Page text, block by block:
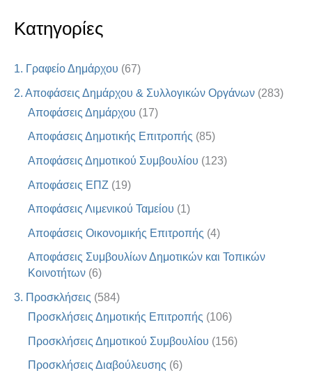
Κατηγορίες
1. Γραφείο Δημάρχου (67)
2. Αποφάσεις Δημάρχου & Συλλογικών Οργάνων (283)
Αποφάσεις Δημάρχου (17)
Αποφάσεις Δημοτικής Επιτροπής (85)
Αποφάσεις Δημοτικού Συμβουλίου (123)
Αποφάσεις ΕΠΖ (19)
Αποφάσεις Λιμενικού Ταμείου (1)
Αποφάσεις Οικονομικής Επιτροπής (4)
Αποφάσεις Συμβουλίων Δημοτικών και Τοπικών
Κοινοτήτων (6)
3. Προσκλήσεις (584)
Προσκλήσεις Δημοτικής Επιτροπής (106)
Προσκλήσεις Δημοτικού Συμβουλίου (156)
Προσκλήσεις Διαβούλευσης (6)